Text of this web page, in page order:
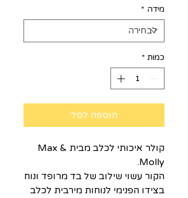
מידה *
כמות *
הוספה לסל
קולר איכותי לכלב מבית Max &
Molly.
הקור עשוי שילוב של בד מרופד ונוח
בצידו הפנימי לנוחות מירבית לכלב